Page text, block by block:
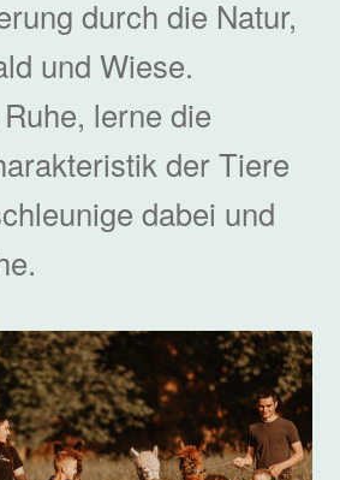
und Klein
durch die Natur,
und Wiese.
lerne die
der Tiere
dabei und